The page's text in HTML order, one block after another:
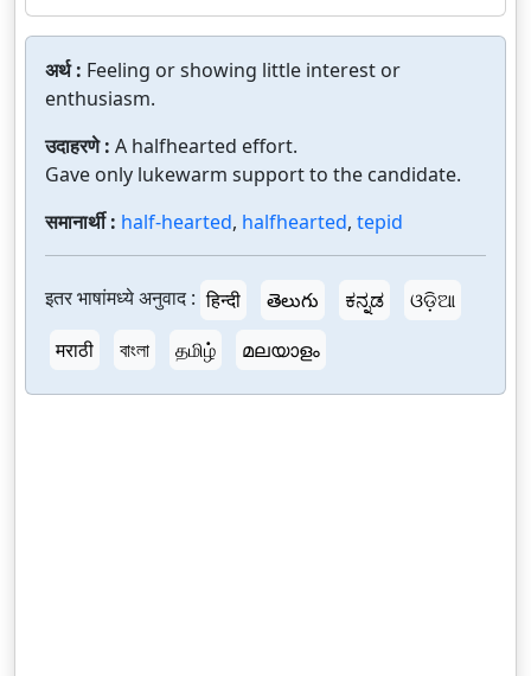
अर्थ : Feeling or showing little interest or
enthusiasm.
उदाहरणे : A halfhearted effort.
Gave only lukewarm support to the candidate.
समानार्थी : half-hearted, halfhearted, tepid
इतर भाषांमध्ये अनुवाद : हिन्दी తెలుగు ಕನ್ನಡ
ଓଡ଼ିଆ
मराठी
বাংলা தமிழ் മലയാളം